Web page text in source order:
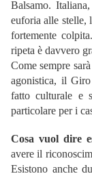
Balsamo.
euforia alle stelle,
fortemente
ripeta è davvero
Come sempre
agonistica, il
fatto culturale e
particolare per i
Cosa vuol dire
avere il
Esistono anche